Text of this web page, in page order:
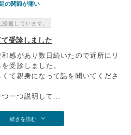
の関節が痛い
過しています。
受診しました
感があり数日続いたので近所にリ
受診しました。
て親身になって話を聞いてくださ
一つ説明して...
続きを読む